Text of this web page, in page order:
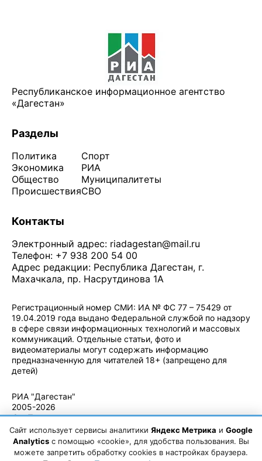
Республиканское информационное агентство
«Дагестан»
Разделы
Политика
Экономика
Общество
Происшествия
Спорт
РИА
Муниципалитеты
СВО
Контакты
Электронный адрес: riadagestan@mail.ru
Телефон: +7 938 200 54 00
Адрес редакции: Республика Дагестан, г.
Махачкала, пр. Насрутдинова 1А
Регистрационный номер СМИ: ИА № ФС 77 – 75429 от
19.04.2019 года выдано Федеральной службой по надзору
в сфере связи информационных технологий и массовых
коммуникаций. Отдельные статьи, фото и
видеоматериалы могут содержать информацию
предназначенную для читателей 18+ (запрещено для
детей)
РИА "Дагестан"
2005-2026
© - Правила
использования
материалов.
Авторские
Сайт использует сервисы аналитики Яндекс Метрика и Google
Analytics с помощью «cookie», для удобства пользования. Вы
можете запретить обработку cookies в настройках браузера.